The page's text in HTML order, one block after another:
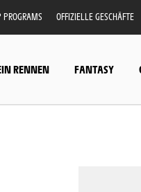
PROGRAMS OFFIZIELLE GESCHÄFTE
RENNEN FANTASY